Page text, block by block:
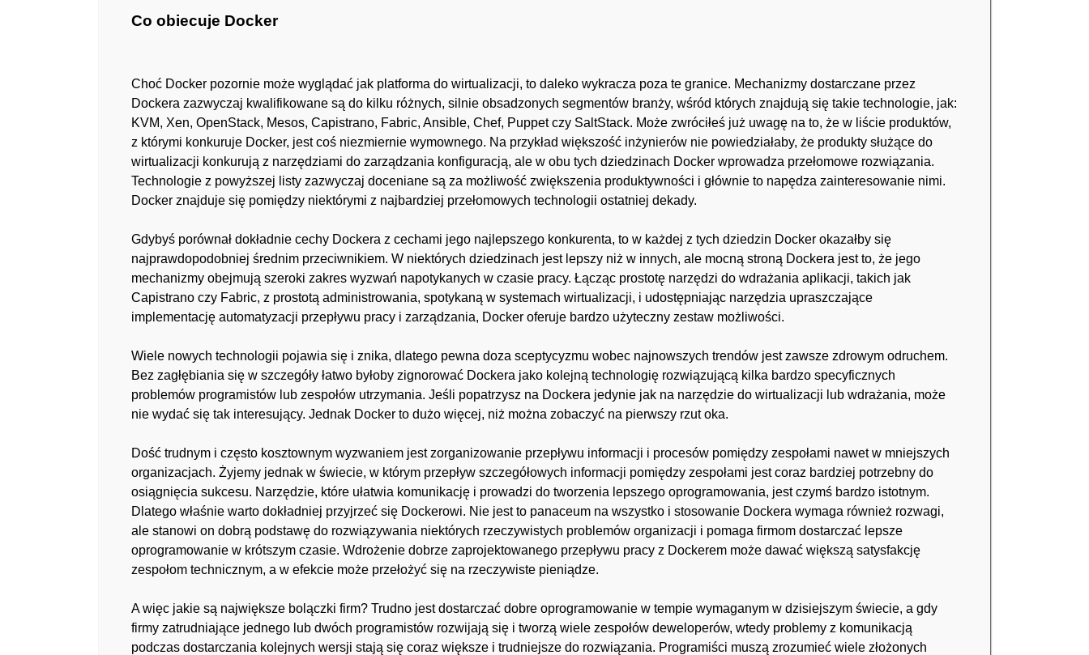
Co obiecuje Docker
Choć Docker pozornie może wyglądać jak platforma do wirtualizacji, to daleko wykracza poza te granice. Mechanizmy dostarczane przez
Dockera zazwyczaj kwalifikowane są do kilku różnych, silnie obsadzonych segmentów branży, wśród których znajdują się takie technologie, jak:
KVM, Xen, OpenStack, Mesos, Capistrano, Fabric, Ansible, Chef, Puppet czy SaltStack. Może zwróciłeś już uwagę na to, że w liście produktów,
z którymi konkuruje Docker, jest coś niezmiernie wymownego. Na przykład większość inżynierów nie powiedziałaby, że produkty służące do
wirtualizacji konkurują z narzędziami do zarządzania konfiguracją, ale w obu tych dziedzinach Docker wprowadza przełomowe rozwiązania.
Technologie z powyższej listy zazwyczaj doceniane są za możliwość zwiększenia produktywności i głównie to napędza zainteresowanie nimi.
Docker znajduje się pomiędzy niektórymi z najbardziej przełomowych technologii ostatniej dekady.
Gdybyś porównał dokładnie cechy Dockera z cechami jego najlepszego konkurenta, to w każdej z tych dziedzin Docker okazałby się
najprawdopodobniej średnim przeciwnikiem. W niektórych dziedzinach jest lepszy niż w innych, ale mocną stroną Dockera jest to, że jego
mechanizmy obejmują szeroki zakres wyzwań napotykanych w czasie pracy. Łącząc prostotę narzędzi do wdrażania aplikacji, takich jak
Capistrano czy Fabric, z prostotą administrowania, spotykaną w systemach wirtualizacji, i udostępniając narzędzia upraszczające
implementację automatyzacji przepływu pracy i zarządzania, Docker oferuje bardzo użyteczny zestaw możliwości.
Wiele nowych technologii pojawia się i znika, dlatego pewna doza sceptycyzmu wobec najnowszych trendów jest zawsze zdrowym odruchem.
Bez zagłębiania się w szczegóły łatwo byłoby zignorować Dockera jako kolejną technologię rozwiązującą kilka bardzo specyficznych
problemów programistów lub zespołów utrzymania. Jeśli popatrzysz na Dockera jedynie jak na narzędzie do wirtualizacji lub wdrażania, może
nie wydać się tak interesujący. Jednak Docker to dużo więcej, niż można zobaczyć na pierwszy rzut oka.
Dość trudnym i często kosztownym wyzwaniem jest zorganizowanie przepływu informacji i procesów pomiędzy zespołami nawet w mniejszych
organizacjach. Żyjemy jednak w świecie, w którym przepływ szczegółowych informacji pomiędzy zespołami jest coraz bardziej potrzebny do
osiągnięcia sukcesu. Narzędzie, które ułatwia komunikację i prowadzi do tworzenia lepszego oprogramowania, jest czymś bardzo istotnym.
Dlatego właśnie warto dokładniej przyjrzeć się Dockerowi. Nie jest to panaceum na wszystko i stosowanie Dockera wymaga również rozwagi,
ale stanowi on dobrą podstawę do rozwiązywania niektórych rzeczywistych problemów organizacji i pomaga firmom dostarczać lepsze
oprogramowanie w krótszym czasie. Wdrożenie dobrze zaprojektowanego przepływu pracy z Dockerem może dawać większą satysfakcję
zespołom technicznym, a w efekcie może przełożyć się na rzeczywiste pieniądze.
A więc jakie są największe bolączki firm? Trudno jest dostarczać dobre oprogramowanie w tempie wymaganym w dzisiejszym świecie, a gdy
firmy zatrudniające jednego lub dwóch programistów rozwijają się i tworzą wiele zespołów deweloperów, wtedy problemy z komunikacją
podczas dostarczania kolejnych wersji stają się coraz większe i trudniejsze do rozwiązania. Programiści muszą zrozumieć wiele złożonych